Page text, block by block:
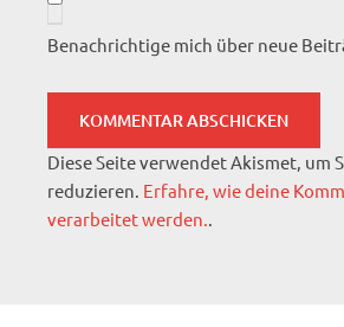
Benachrichtige mich über neue
Diese Seite verwendet Akismet, um
reduzieren. Erfahre, wie deine
verarbeitet werden..